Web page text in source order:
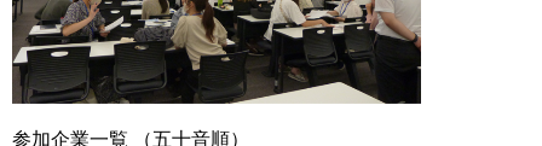
参加企業一覧 （五十音順）